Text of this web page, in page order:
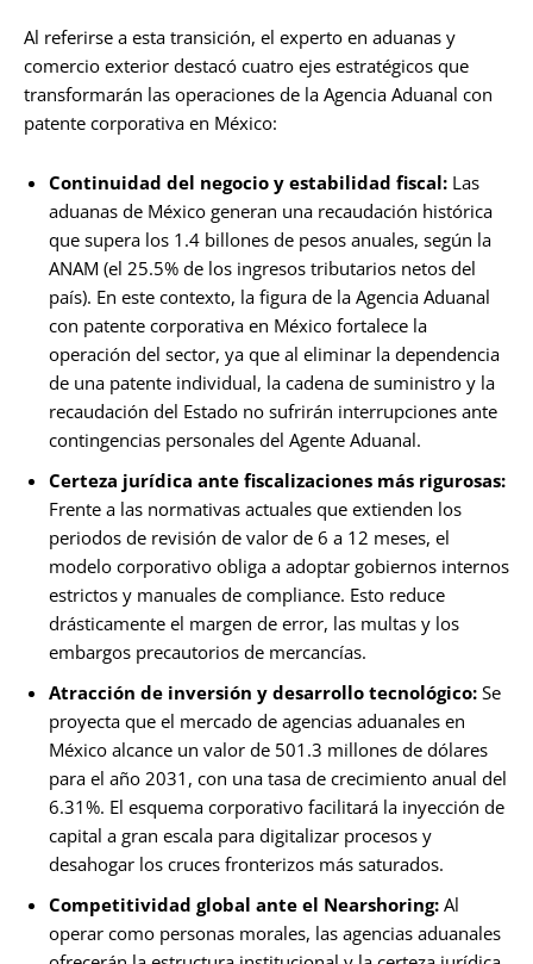
Al referirse a esta transición, el experto en aduanas y
comercio exterior destacó cuatro ejes estratégicos que
transformarán las operaciones de la Agencia Aduanal con
patente corporativa en México:
Continuidad del negocio y estabilidad fiscal: Las
aduanas de México generan una recaudación histórica
que supera los 1.4 billones de pesos anuales, según la
ANAM (el 25.5% de los ingresos tributarios netos del
país). En este contexto, la figura de la Agencia Aduanal
con patente corporativa en México fortalece la
operación del sector, ya que al eliminar la dependencia
de una patente individual, la cadena de suministro y la
recaudación del Estado no sufrirán interrupciones ante
contingencias personales del Agente Aduanal.
Certeza jurídica ante fiscalizaciones más rigurosas:
Frente a las normativas actuales que extienden los
periodos de revisión de valor de 6 a 12 meses, el
modelo corporativo obliga a adoptar gobiernos internos
estrictos y manuales de compliance. Esto reduce
drásticamente el margen de error, las multas y los
embargos precautorios de mercancías.
Atracción de inversión y desarrollo tecnológico: Se
proyecta que el mercado de agencias aduanales en
México alcance un valor de 501.3 millones de dólares
para el año 2031, con una tasa de crecimiento anual del
6.31%. El esquema corporativo facilitará la inyección de
capital a gran escala para digitalizar procesos y
desahogar los cruces fronterizos más saturados.
Competitividad global ante el Nearshoring: Al
operar como personas morales, las agencias aduanales